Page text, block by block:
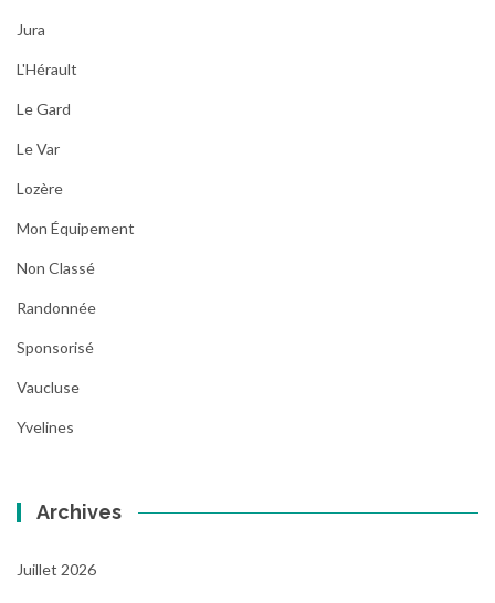
Jura
L'Hérault
Le Gard
Le Var
Lozère
Mon Équipement
Non Classé
Randonnée
Sponsorisé
Vaucluse
Yvelines
Archives
Juillet 2026